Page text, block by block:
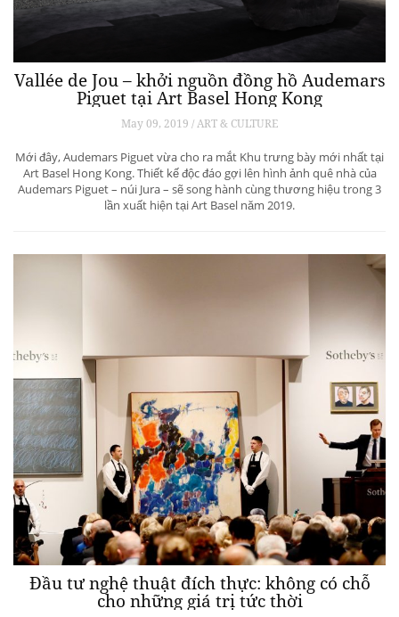
Vallée de Jou – khởi nguồn đồng hồ Audemars
Piguet tại Art Basel Hong Kong
May 09, 2019 / ART & CULTURE
Mới đây, Audemars Piguet vừa cho ra mắt Khu trưng bày mới nhất tại
Art Basel Hong Kong. Thiết kế độc đáo gợi lên hình ảnh quê nhà của
Audemars Piguet – núi Jura – sẽ song hành cùng thương hiệu trong 3
lần xuất hiện tại Art Basel năm 2019.
Đầu tư nghệ thuật đích thực: không có chỗ
cho những giá trị tức thời